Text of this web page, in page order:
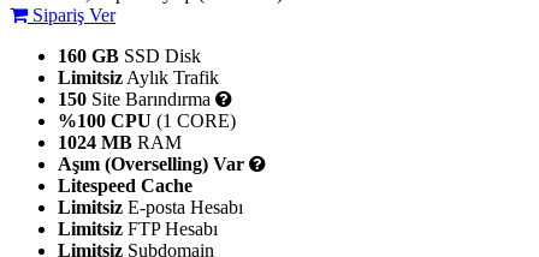
Sipariş Ver
160 GB SSD Disk
Limitsiz Aylık Trafik
150 Site Barındırma
%100 CPU (1 CORE)
1024 MB RAM
Aşım (Overselling) Var
Litespeed Cache
Limitsiz E-posta Hesabı
Limitsiz FTP Hesabı
Limitsiz Subdomain